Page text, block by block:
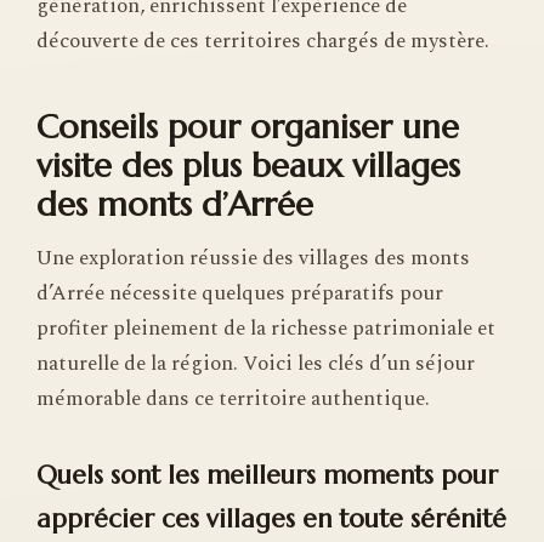
découverte de ces territoires chargés de mystère.
Conseils pour organiser une
visite des plus beaux villages
des monts d’Arrée
Une exploration réussie des villages des monts
d’Arrée nécessite quelques préparatifs pour
profiter pleinement de la richesse patrimoniale et
naturelle de la région. Voici les clés d’un séjour
mémorable dans ce territoire authentique.
Quels sont les meilleurs moments pour
apprécier ces villages en toute sérénité